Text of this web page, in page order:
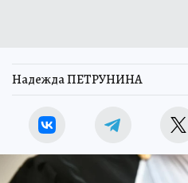
Надежда ПЕТРУНИНА